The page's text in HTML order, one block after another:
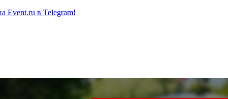
Event.ru в Telegram!